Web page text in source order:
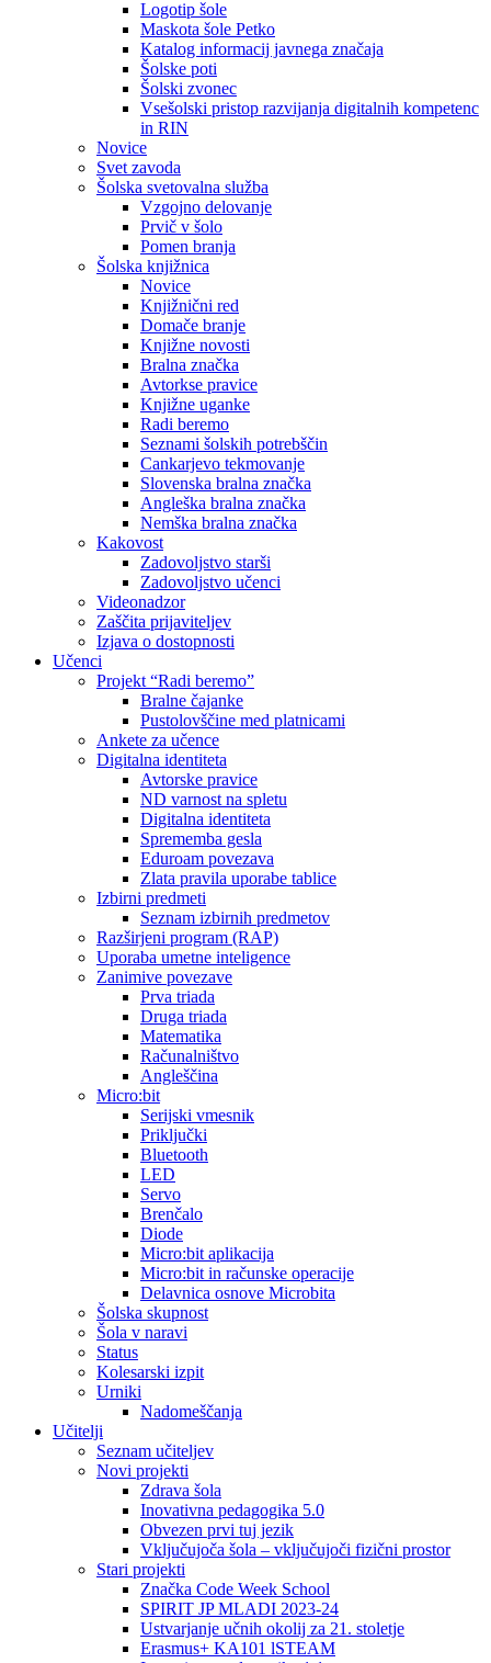
Logotip šole
Maskota šole Petko
Katalog informacij javnega značaja
Šolske poti
Šolski zvonec
Vsešolski pristop razvijanja digitalnih kompetenc
in RIN
Novice
Svet zavoda
Šolska svetovalna služba
Vzgojno delovanje
Prvič v šolo
Pomen branja
Šolska knjižnica
Novice
Knjižnični red
Domače branje
Knjižne novosti
Bralna značka
Avtorkse pravice
Knjižne uganke
Radi beremo
Seznami šolskih potrebščin
Cankarjevo tekmovanje
Slovenska bralna značka
Angleška bralna značka
Nemška bralna značka
Kakovost
Zadovoljstvo starši
Zadovoljstvo učenci
Videonadzor
Zaščita prijaviteljev
Izjava o dostopnosti
Učenci
Projekt “Radi beremo”
Bralne čajanke
Pustolovščine med platnicami
Ankete za učence
Digitalna identiteta
Avtorske pravice
ND varnost na spletu
Digitalna identiteta
Sprememba gesla
Eduroam povezava
Zlata pravila uporabe tablice
Izbirni predmeti
Seznam izbirnih predmetov
Razširjeni program (RAP)
Uporaba umetne inteligence
Zanimive povezave
Prva triada
Druga triada
Matematika
Računalništvo
Angleščina
Micro:bit
Serijski vmesnik
Priključki
Bluetooth
LED
Servo
Brenčalo
Diode
Micro:bit aplikacija
Micro:bit in računske operacije
Delavnica osnove Microbita
Šolska skupnost
Šola v naravi
Status
Kolesarski izpit
Urniki
Nadomeščanja
Učitelji
Seznam učiteljev
Novi projekti
Zdrava šola
Inovativna pedagogika 5.0
Obvezen prvi tuj jezik
Vključujoča šola – vključujoči fizični prostor
Stari projekti
Značka Code Week School
SPIRIT JP MLADI 2023-24
Ustvarjanje učnih okolij za 21. stoletje
Erasmus+ KA101 lSTEAM